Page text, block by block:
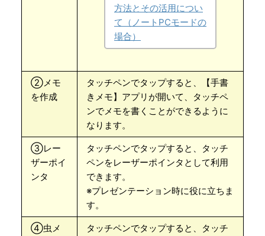
方法とその活用につい
て（ノートPCモードの
場合）
②メモ
を作成
タッチペンでタップすると、【手書
きメモ】アプリが開いて、タッチペ
ンでメモを書くことができるように
なります。
③レー
ザーポイ
ンタ
タッチペンでタップすると、タッチ
ペンをレーザーポインタとして利用
できます。
※プレゼンテーション時に役に立ちま
す。
④虫メ
タッチペンでタップすると、タッチ